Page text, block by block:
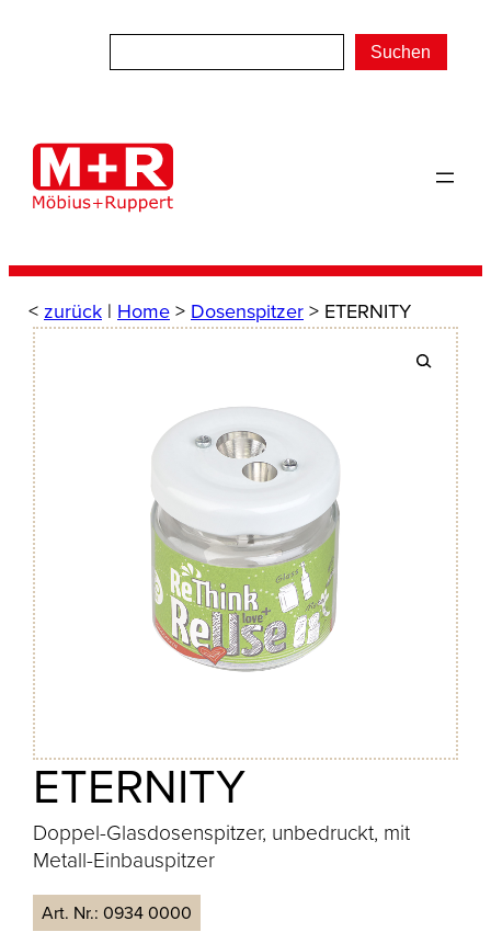
Suchen
< zurück | Home> Dosenspitzer> ETERNITY
ETERNITY
Doppel-Glasdosenspitzer, unbedruckt, mit
Metall-Einbauspitzer
Art. Nr.:0934 0000